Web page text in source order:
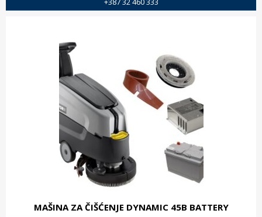
MAŠINA ZA ČIŠĆENJE DYNAMIC 45B BATTERY